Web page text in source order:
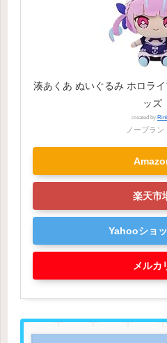
湊あくあ ぬいぐるみ ホロラ
ッズ
created by
ノーブラン
楽天市
Yahooショ
メルカ